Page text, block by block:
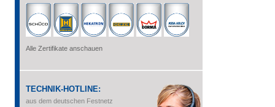
Alle Zertifikate anschauen
TECHNIK-HOTLINE:
aus dem deutschen Festnetz